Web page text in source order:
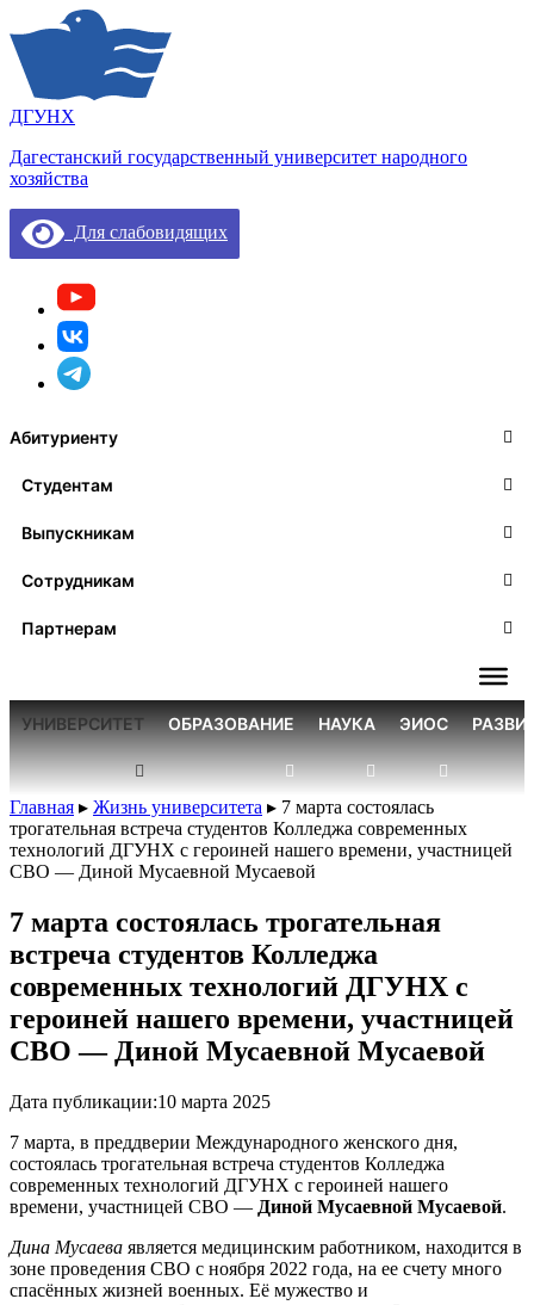
ДГУНХ
Дагестанский государственный университет народного
хозяйства
Для слабовидящих
Абитуриенту
Студентам
Выпускникам
Сотрудникам
Партнерам
УНИВЕРСИТЕТ ОБРАЗОВАНИЕ НАУКА ЭИОС
Главная ▸ Жизнь университета ▸ 7 марта состоялась
трогательная встреча студентов Колледжа современных
технологий ДГУНХ с героиней нашего времени, участницей
СВО — Диной Мусаевной Мусаевой
7 марта состоялась трогательная
встреча студентов Колледжа
современных технологий ДГУНХ с
героиней нашего времени, участницей
СВО — Диной Мусаевной Мусаевой
Дата публикации:10 марта 2025
7 марта, в преддверии Международного женского дня,
состоялась трогательная встреча студентов Колледжа
современных технологий ДГУНХ с героиней нашего
времени, участницей СВО — Диной Мусаевной Мусаевой.
Дина Мусаева является медицинским работником, находится в
зоне проведения СВО с ноября 2022 года, на ее счету много
спасённых жизней военных. Её мужество и